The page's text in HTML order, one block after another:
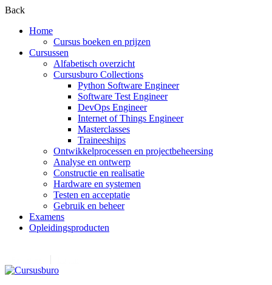
Back
Home
Cursus boeken en prijzen
Cursussen
Alfabetisch overzicht
Cursusburo Collections
Python Software Engineer
Software Test Engineer
DevOps Engineer
Internet of Things Engineer
Masterclasses
Traineeships
Ontwikkelprocessen en projectbeheersing
Analyse en ontwerp
Constructie en realisatie
Hardware en systemen
Testen en acceptatie
Gebruik en beheer
Examens
Opleidingsproducten